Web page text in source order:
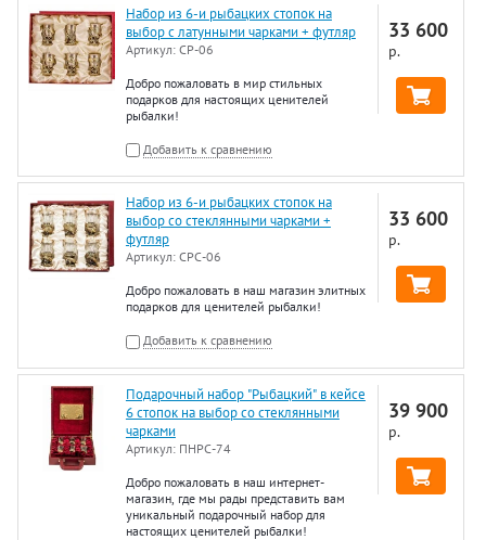
33 600
р.
Набор из 6-и рыбацких стопок на
выбор с латунными чарками + футляр
Артикул:СР-06
Добро пожаловать в мир стильных
подарков для настоящих ценителей
рыбалки!
Добавить к сравнению
33 600
р.
Набор из 6-и рыбацких стопок на
выбор со стеклянными чарками +
футляр
Артикул:СРС-06
Добро пожаловать в наш магазин элитных
подарков для ценителей рыбалки!
Добавить к сравнению
39 900
р.
Подарочный набор "Рыбацкий" в кейсе
6 стопок на выбор со стеклянными
чарками
Артикул:ПНРС-74
Добро пожаловать в наш интернет-
магазин, где мы рады представить вам
уникальный подарочный набор для
настоящих ценителей рыбалки!